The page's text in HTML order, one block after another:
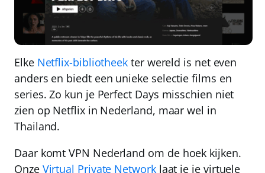
Elke Netflix-bibliotheek ter wereld is net even
anders en biedt een unieke selectie films en
series. Zo kun je Perfect Days misschien niet
zien op Netflix in Nederland, maarwel in
Thailand.
Daar komtVPN Nederland om de hoek kijken.
Onze Virtual Private Networklaat je je virtuele